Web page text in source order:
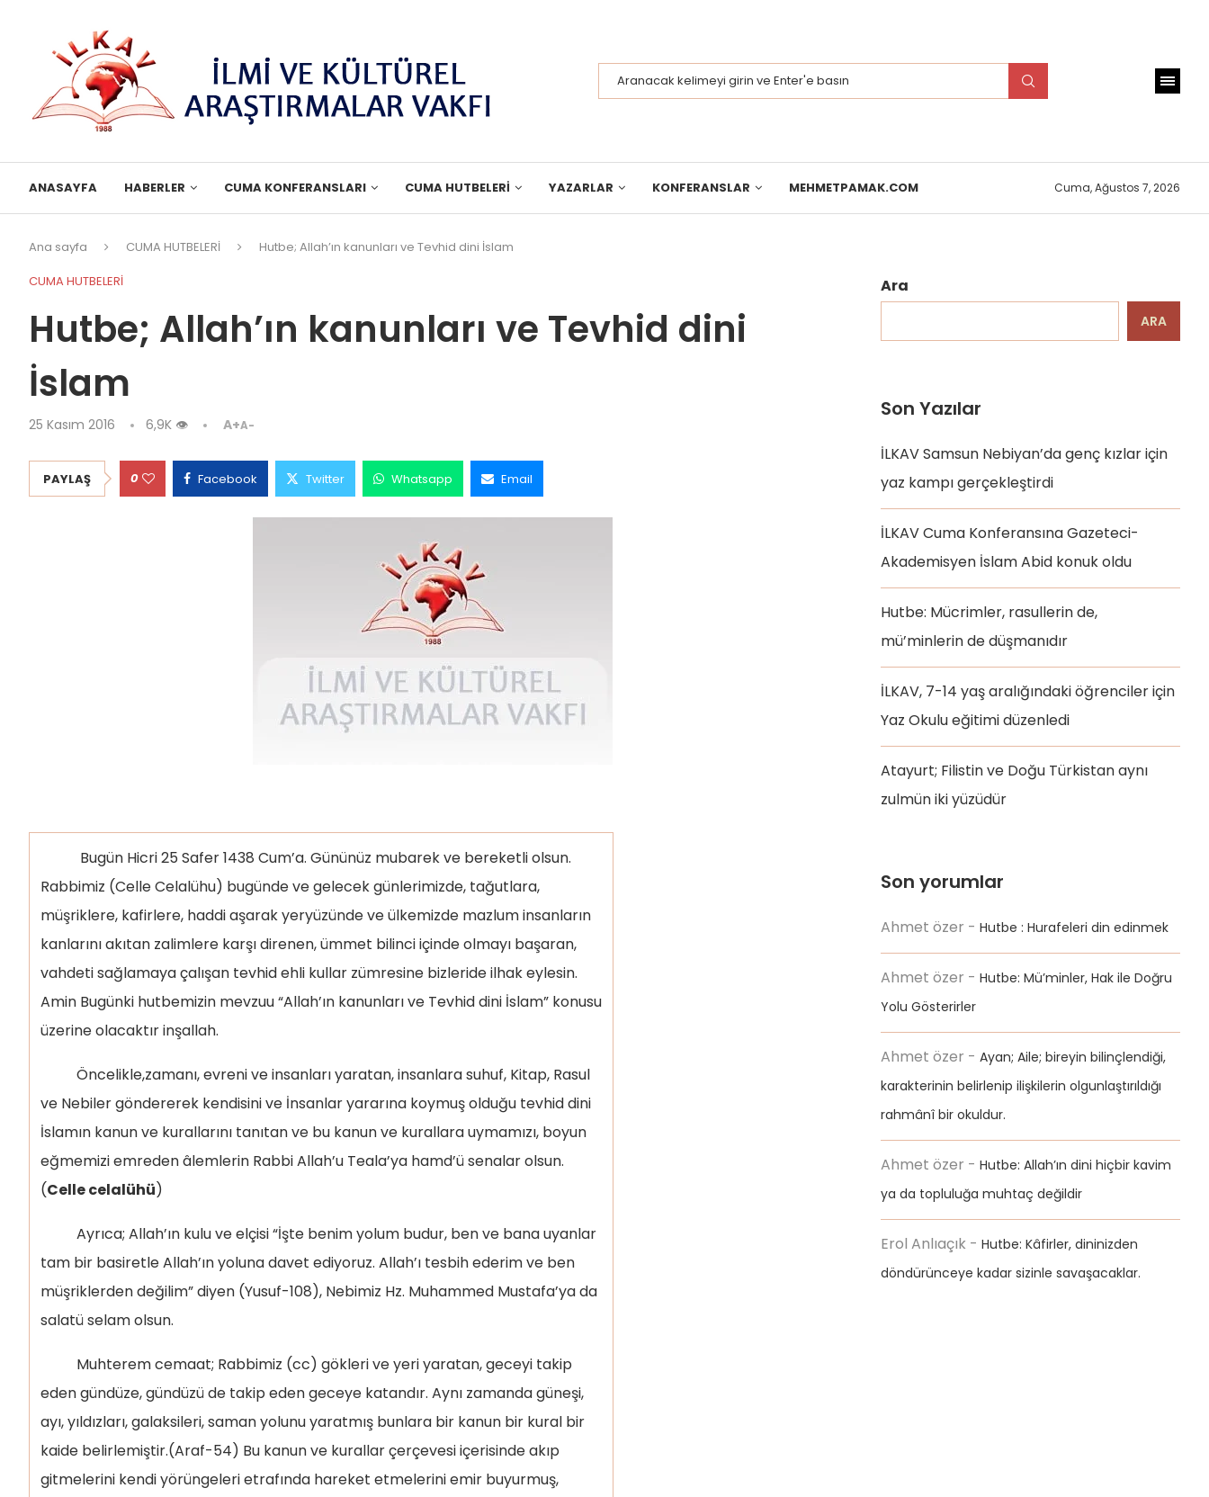
ANASAYFA HABERLER CUMA KONFERANSLARI CUMA HUTBELERI YAZARLAR KONFERANSLAR MEHMETPAMAK.COM Cuma, Ağustos 7, 2026
Ana sayfa CUMA HUTBELERİ
Hutbe; Allah’ın kanunları ve Tevhid dini İslam
CUMA HUTBELERİ
Hutbe; Allah’ın kanunları ve Tevhid dini
İslam
25 Kasım 2016 6,9K 👁 A+A-
PAYLAŞ 0 Facebook Twitter Whatsapp Email
Bugün Hicri 25 Safer 1438 Cum’a. Gününüz mubarek ve bereketli olsun.
Rabbimiz (Celle Celalühu) bugünde ve gelecek günlerimizde, tağutlara,
müşriklere, kafirlere, haddi aşarak yeryüzünde ve ülkemizde mazlum insanların
kanlarını akıtan zalimlere karşı direnen, ümmet bilinci içinde olmayı başaran,
vahdeti sağlamaya çalışan tevhid ehli kullar zümresine bizleride ilhak eylesin.
Amin Bugünki hutbemizin mevzuu “Allah’ın kanunları ve Tevhid dini İslam” konusu
üzerine olacaktır inşallah.
Öncelikle,zamanı, evreni ve insanları yaratan, insanlara suhuf, Kitap, Rasul
ve Nebiler göndererek kendisini ve İnsanlar yararına koymuş olduğu tevhid dini
İslamın kanun ve kurallarını tanıtan ve bu kanun ve kurallara uymamızı, boyun
eğmemizi emreden âlemlerin Rabbi Allah’u Teala’ya hamd’ü senalar olsun.
(Celle celalühü)
Ayrıca; Allah’ın kulu ve elçisi “İşte benim yolum budur, ben ve bana uyanlar
tam bir basiretle Allah’ın yoluna davet ediyoruz. Allah’ı tesbih ederim ve ben
müşriklerden değilim” diyen (Yusuf-108), Nebimiz Hz. Muhammed Mustafa’ya da
salatü selam olsun.
Muhterem cemaat; Rabbimiz (cc) gökleri ve yeri yaratan, geceyi takip
eden gündüze, gündüzü de takip eden geceye katandır. Aynı zamanda güneşi,
ayı, yıldızları, galaksileri, saman yolunu yaratmış bunlara bir kanun bir kural bir
kaide belirlemiştir.(Araf-54) Bu kanun ve kurallar çerçevesi içerisinde akıp
gitmelerini kendi yörüngeleri etrafında hareket etmelerini emir buyurmuş,
Ara
ARA
Son Yazılar
İLKAV Samsun Nebiyan’da genç kızlar için
yaz kampı gerçekleştirdi
İLKAV Cuma Konferansına Gazeteci-
Akademisyen İslam Abid konuk oldu
Hutbe: Mücrimler, rasullerin de,
mü’minlerin de düşmanıdır
İLKAV, 7-14 yaş aralığındaki öğrenciler için
Yaz Okulu eğitimi düzenledi
Atayurt; Filistin ve Doğu Türkistan aynı
zulmün iki yüzüdür
Son yorumlar
Ahmet özer -Hutbe : Hurafeleri din edinmek
Ahmet özer -Hutbe: Mü’minler, Hak ile Doğru
Yolu Gösterirler
Ahmet özer -Ayan; Aile; bireyin bilinçlendiği,
karakterinin belirlenip ilişkilerin olgunlaştırıldığı
rahmânî bir okuldur.
Ahmet özer -Hutbe: Allah’ın dini hiçbir kavim
ya da topluluğa muhtaç değildir
Erol Anlıaçık -Hutbe: Kâfirler, dininizden
döndürünceye kadar sizinle savaşacaklar.